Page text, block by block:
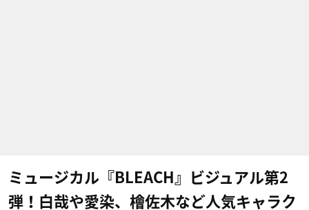
ミュージカル『BLEACH』ビジュアル第2
弾！白哉や愛染、檜佐木など人気キャラク